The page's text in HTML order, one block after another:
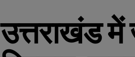
उत्तराखंड में